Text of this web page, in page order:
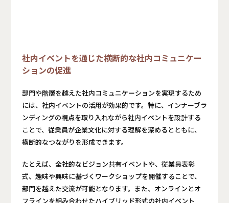
社内イベントを通じた横断的な社内コミュニケー
ションの促進
部門や階層を越えた社内コミュニケーションを実現するため
には、社内イベントの活用が効果的です。特に、インナーブラ
ンディングの視点を取り入れながら社内イベントを設計する
ことで、従業員が企業文化に対する理解を深めるとともに、
横断的なつながりを形成できます。
たとえば、全社的なビジョン共有イベントや、従業員表彰
式、趣味や興味に基づくワークショップを開催することで、
部門を越えた交流が可能となります。また、オンラインとオ
フラインを組み合わせたハイブリッド形式の社内イベント